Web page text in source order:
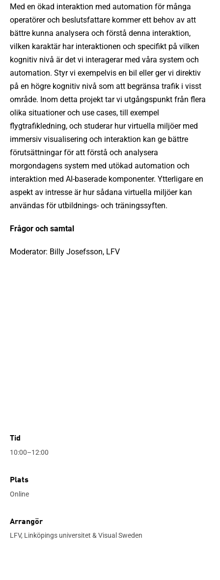
Med en ökad interaktion med automation för många
operatörer och beslutsfattare kommer ett behov av att
bättre kunna analysera och förstå denna interaktion,
vilken karaktär har interaktionen och specifikt på vilken
kognitiv nivå är det vi interagerar med våra system och
automation. Styr vi exempelvis en bil eller ger vi direktiv
på en högre kognitiv nivå som att begränsa trafik i visst
område. Inom detta projekt tar vi utgångspunkt från flera
olika situationer och use cases, till exempel
flygtrafikledning, och studerar hur virtuella miljöer med
immersiv visualisering och interaktion kan ge bättre
förutsättningar för att förstå och analysera
morgondagens system med utökad automation och
interaktion med AI-baserade komponenter. Ytterligare en
aspekt av intresse är hur sådana virtuella miljöer kan
användas för utbildnings- och träningssyften.
Frågor och samtal
Moderator: Billy Josefsson, LFV
Tid
10:00–12:00
Plats
Online
Arrangör
LFV, Linköpings universitet & Visual Sweden